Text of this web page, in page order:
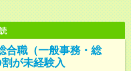
合職（一般事務・総
が未経験入